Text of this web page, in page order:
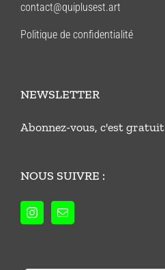
contact@quiplusest.art
Politique de confidentialité
NEWSLETTER
Abonnez-vous, c'est gratuit
NOUS SUIVRE :